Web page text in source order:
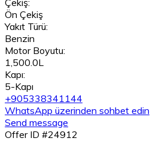
Çekiş:
Ön Çekiş
Yakıt Türü:
Benzin
Motor Boyutu:
1,500.0L
Kapı:
5-Kapı
+905338341144
WhatsApp üzerinden sohbet edin
Send message
Offer ID #24912